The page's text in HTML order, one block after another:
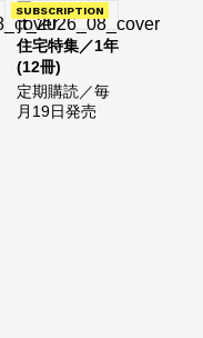
SUBSCRIPTION
住宅特集／1年
(12冊)
定期購読／毎
月19日発売